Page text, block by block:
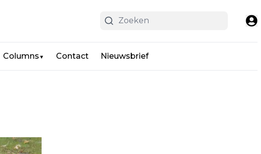
Columns ▼ Contact Nieuwsbrief